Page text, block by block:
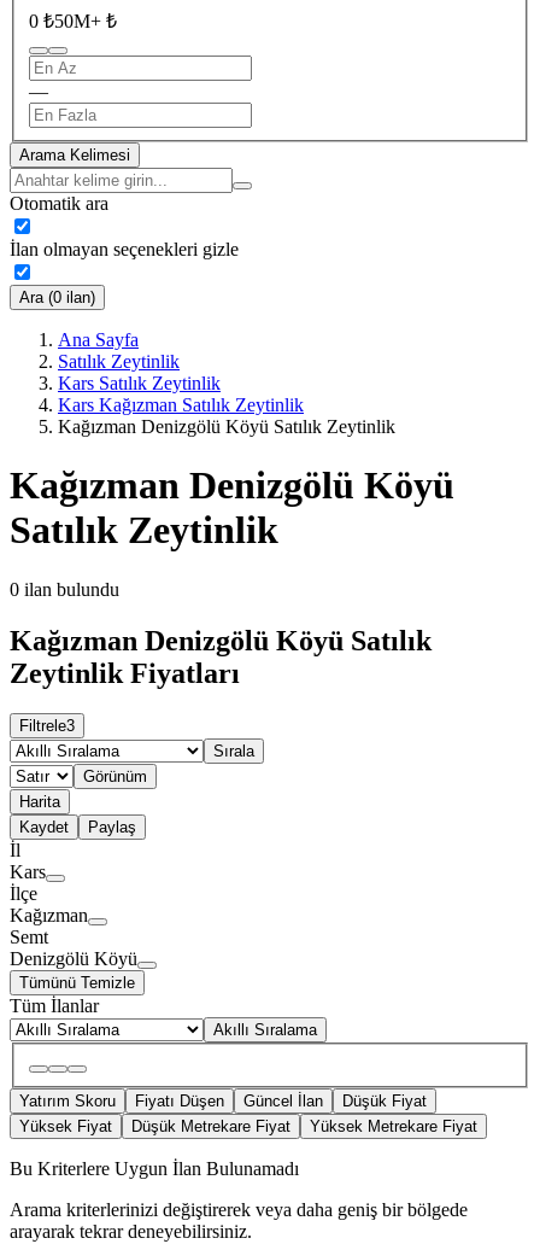
0 ₺50M+ ₺
—
Arama Kelimesi
Otomatik ara
İlan olmayan seçenekleri gizle
Ara (0 ilan)
Ana Sayfa
Satılık Zeytinlik
Kars Satılık Zeytinlik
Kars Kağızman Satılık Zeytinlik
Kağızman Denizgölü Köyü Satılık Zeytinlik
Kağızman Denizgölü Köyü
Satılık Zeytinlik
0 ilan bulundu
Kağızman Denizgölü Köyü Satılık
Zeytinlik Fiyatları
Filtrele3
Sırala
Görünüm
Harita
Kaydet
Paylaş
İl
Kars
İlçe
Kağızman
Semt
Denizgölü Köyü
Tümünü Temizle
Tüm İlanlar
Akıllı Sıralama
Yatırım Skoru Fiyatı Düşen Güncel İlan
Düşük Fiyat
Yüksek Fiyat
Düşük Metrekare Fiyat Yüksek Metrekare Fiyat
Bu Kriterlere Uygun İlan Bulunamadı
Arama kriterlerinizi değiştirerek veya daha geniş bir bölgede
arayarak tekrar deneyebilirsiniz.